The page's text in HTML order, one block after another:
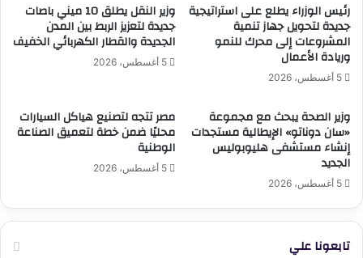
رئيس الوزراء يطلع على استراتيجية
جديدة لتحويل جهاز تنمية
المشروعات إلى محرك للنمو
وريادة الأعمال
5 أغسطس، 2026
وزير النقل يطلق 10 ميني باصات
جديدة لتعزيز الربط بين المدن
الجديدة والقطار الكهربائي الخفيف
5 أغسطس، 2026
وزير الصحة يبحث مع مجموعة
«سان دوناتو» الإيطالية مستجدات
إنشاء مستشفى هليوبوليس
الجديد
5 أغسطس، 2026
مصر تتجه لتصنيع هياكل السيارات
محليًا ضمن خطة لتعميق الصناعة
الوطنية
5 أغسطس، 2026
تابعونا علي